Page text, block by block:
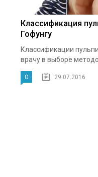
Классификация
Гофунгу
Классификации
врачу в выборе
0 29.07.2016